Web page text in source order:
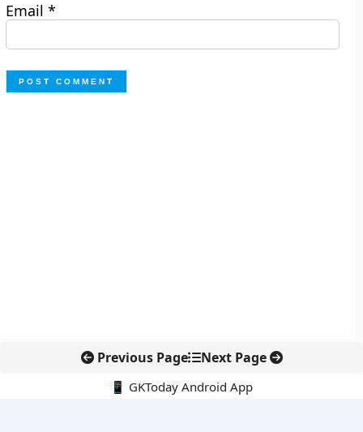
Email*
Previous Page Next Page
📱 GKToday Android App